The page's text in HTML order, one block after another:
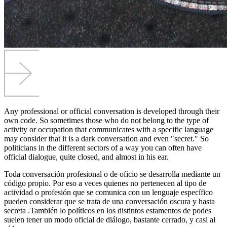
Any professional or official conversation is developed through their
own code. So sometimes those who do not belong to the type of
activity or occupation that communicates with a specific language
may consider that it is a dark conversation and even "secret." So
politicians in the different sectors of a way you can often have
official dialogue, quite closed, and almost in his ear.
Toda conversación profesional o de oficio se desarrolla mediante un
código propio. Por eso a veces quienes no pertenecen al tipo de
actividad o profesión que se comunica con un lenguaje específico
pueden considerar que se trata de una conversación oscura y hasta
secreta .También lo políticos en los distintos estamentos de podes
suelen tener un modo oficial de diálogo, bastante cerrado, y casi al